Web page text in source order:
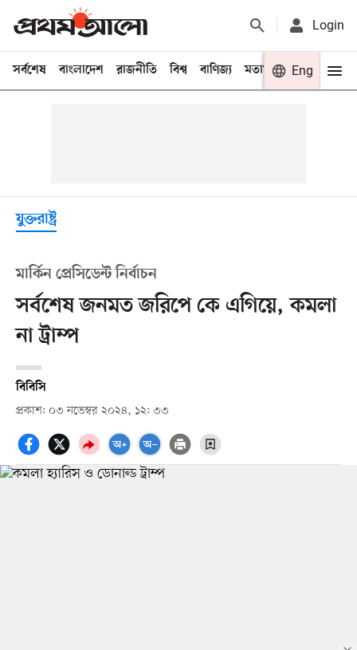
Login
সর্বশেষ বাংলাদেশ রাজনীতি বিশ্ব বাণিজ্য মতামত খেলা
Eng
যুক্তরাষ্ট্র
মার্কিন প্রেসিডেন্ট নির্বাচন
সর্বশেষ জনমত জরিপে কে এগিয়ে, কমলা
না ট্রাম্প
বিবিসি
প্রকাশ: ০৩ নভেম্বর ২০২৪, ১২: ৩৩